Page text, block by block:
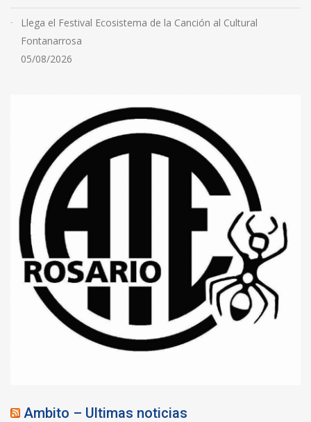
Llega el Festival Ecosistema de la Canción al Cultural
Fontanarrosa
05/08/2026
Ambito – Ultimas noticias